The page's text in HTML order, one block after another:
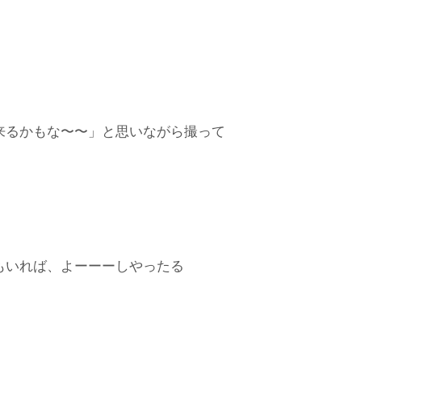
かもな〜〜」と思いながら撮って
れば、よーーーしやったる